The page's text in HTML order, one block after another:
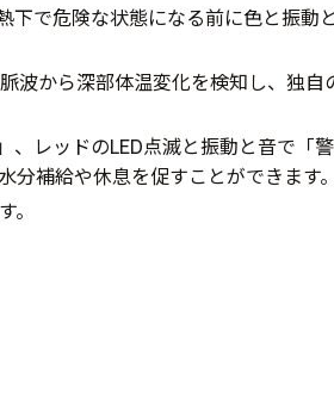
下で危険な状態になる前に色と振動
波から深部体温変化を検知し、独自
、レッドのLED点滅と振動と音で「
補給や休息を促すことができます。